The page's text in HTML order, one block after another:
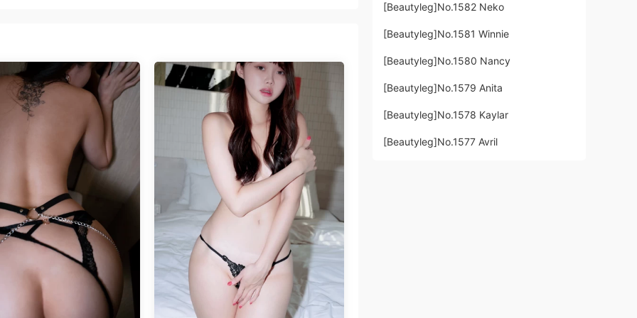
[Beautyleg]No.1582 Neko
[Beautyleg]No.1581 Winnie
[Beautyleg]No.1580 Nancy
[Beautyleg]No.1579 Anita
[Beautyleg]No.1578 Kaylar
[Beautyleg]No.1577 Avril